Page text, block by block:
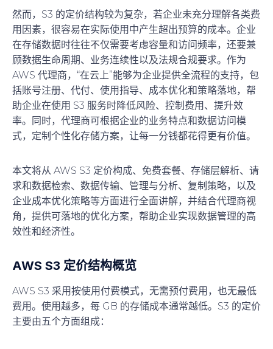
然而，S3 的定价结构较为复杂，若企业未充分理解各类费
用因素，很容易在实际使用中产生超出预算的成本。企业
在存储数据时往往不仅需要考虑容量和访问频率，还要兼
顾数据生命周期、业务连续性以及法规合规要求。作为
AWS 代理商，“在云上”能够为企业提供全流程的支持，包
括账号注册、代付、使用指导、成本优化和策略落地，帮
助企业在使用 S3 服务时降低风险、控制费用、提升效
率。同时，代理商可根据企业的业务特点和数据访问模
式，定制个性化存储方案，让每一分钱都花得更有价值。
本文将从 AWS S3 定价构成、免费套餐、存储层解析、请
求和数据检索、数据传输、管理与分析、复制策略，以及
企业成本优化策略等方面进行全面讲解，并结合代理商视
角，提供可落地的优化方案，帮助企业实现数据管理的高
效性和经济性。
AWS S3 定价结构概览
AWS S3 采用按使用付费模式，无需预付费用，也无最低
费用。使用越多，每 GB 的存储成本通常越低。S3 的定价
主要由五个方面组成：